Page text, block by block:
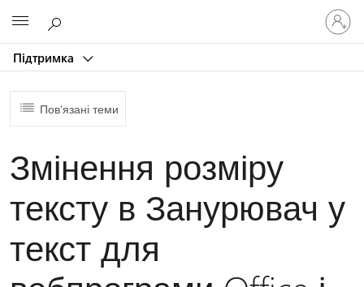
Підтримка
Увійдіть
свій
запис
Пов’язані теми
Змінення розміру
тексту в Занурювач у
текст для